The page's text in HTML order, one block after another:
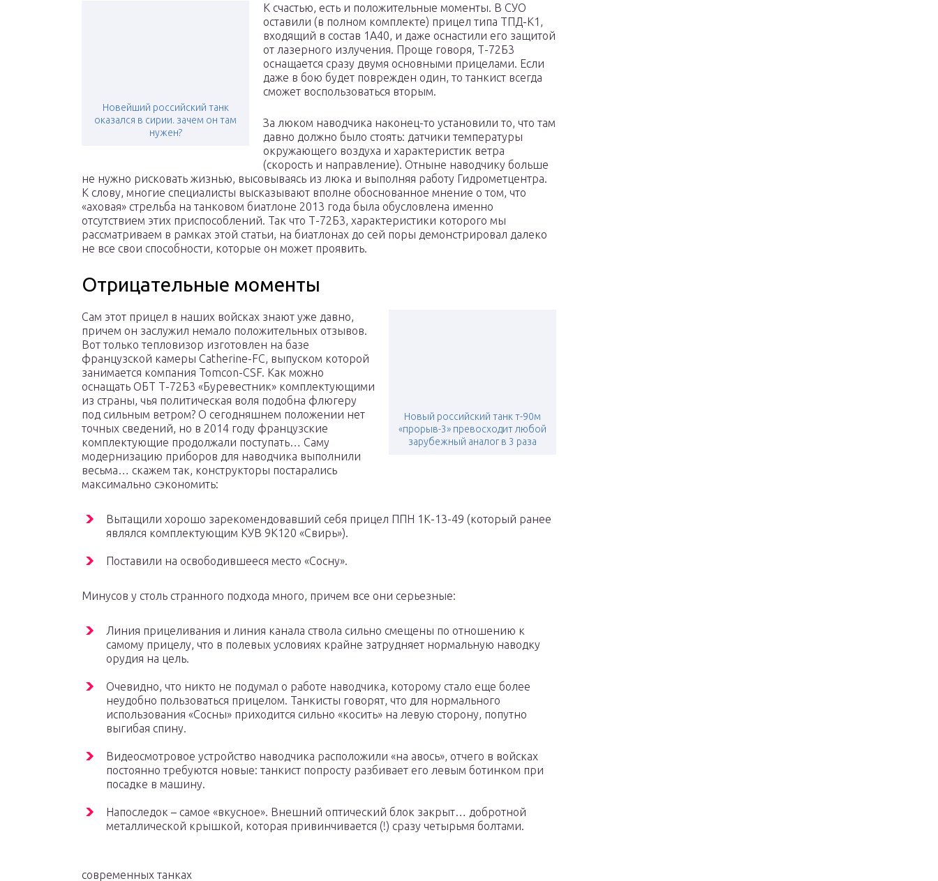
Новейший российский танк
оказался в сирии. зачем он там
нужен?
К счастью, есть и положительные моменты. В СУО
оставили (в полном комплекте) прицел типа ТПД-К1,
входящий в состав 1А40, и даже оснастили его защитой
от лазерного излучения. Проще говоря, Т-72Б3
оснащается сразу двумя основными прицелами. Если
даже в бою будет поврежден один, то танкист всегда
сможет воспользоваться вторым.
За люком наводчика наконец-то установили то, что там
давно должно было стоять: датчики температуры
окружающего воздуха и характеристик ветра
(скорость и направление). Отныне наводчику больше
не нужно рисковать жизнью, высовываясь из люка и выполняя работу Гидрометцентра.
К слову, многие специалисты высказывают вполне обоснованное мнение о том, что
«аховая» стрельба на танковом биатлоне 2013 года была обусловлена именно
отсутствием этих приспособлений. Так что Т-72Б3, характеристики которого мы
рассматриваем в рамках этой статьи, на биатлонах до сей поры демонстрировал далеко
не все свои способности, которые он может проявить.
Отрицательные моменты
Новый российский танк т-90м
«прорыв-3» превосходит любой
зарубежный аналог в 3 раза
Сам этот прицел в наших войсках знают уже давно,
причем он заслужил немало положительных отзывов.
Вот только тепловизор изготовлен на базе
французской камеры Catherine-FC, выпуском которой
занимается компания Tomcon-CSF. Как можно
оснащать ОБТ Т-72Б3 «Буревестник» комплектующими
из страны, чья политическая воля подобна флюгеру
под сильным ветром? О сегодняшнем положении нет
точных сведений, но в 2014 году французские
комплектующие продолжали поступать… Саму
модернизацию приборов для наводчика выполнили
весьма… скажем так, конструкторы постарались
максимально сэкономить:
Вытащили хорошо зарекомендовавший себя прицел ППН 1К-13-49 (который ранее
являлся комплектующим КУВ 9К120 «Свирь»).
Поставили на освободившееся место «Сосну».
Минусов у столь странного подхода много, причем все они серьезные:
Линия прицеливания и линия канала ствола сильно смещены по отношению к
самому прицелу, что в полевых условиях крайне затрудняет нормальную наводку
орудия на цель.
Очевидно, что никто не подумал о работе наводчика, которому стало еще более
неудобно пользоваться прицелом. Танкисты говорят, что для нормального
использования «Сосны» приходится сильно «косить» на левую сторону, попутно
выгибая спину.
Видеосмотровое устройство наводчика расположили «на авось», отчего в войсках
постоянно требуются новые: танкист попросту разбивает его левым ботинком при
посадке в машину.
Напоследок – самое «вкусное». Внешний оптический блок закрыт… добротной
металлической крышкой, которая привинчивается (!) сразу четырьмя болтами.
современных танках